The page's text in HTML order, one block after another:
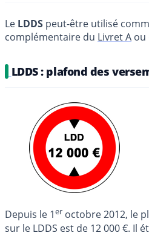
Le LDDS peut-être utilisé
complémentaire du Livret A ou
LDDS : plafond des
Depuis le 1er octobre 2012, le
sur le LDDS est de 12 000 €. Il